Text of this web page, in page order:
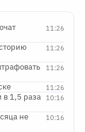
11:26
11:26
11:26
11:26
10:16
в 1,5 раза
10:16
не